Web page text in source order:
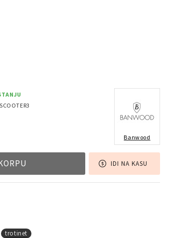
SCOOTER3
Banwood
IDI NA KASU
trotinet